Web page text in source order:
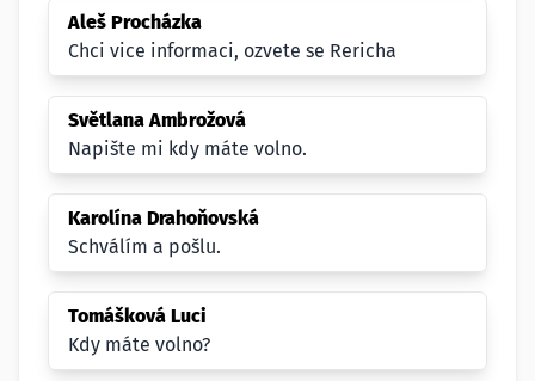
Aleš Procházka
Chci vice informaci, ozvete se Rericha
Světlana Ambrožová
Napište mi kdy máte volno.
Karolína Drahoňovská
Schválím a pošlu.
Tomášková Luci
Kdy máte volno?